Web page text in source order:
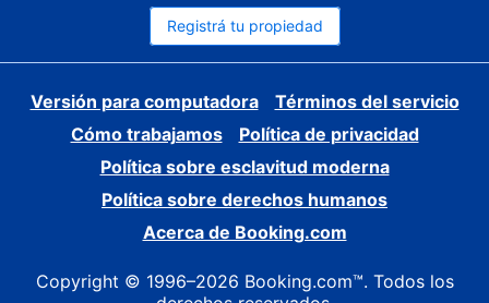
Registrá tu propiedad
Versión para computadora
Términos del servicio
Cómo trabajamos
Política de privacidad
Política sobre esclavitud moderna
Política sobre derechos humanos
Acerca de Booking.com
Copyright © 1996–2026 Booking.com™. Todos los